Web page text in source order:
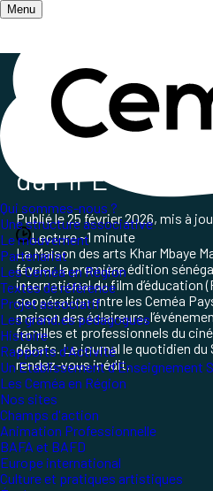
Menu
Qui sommes-nous ?
Une structure associative
Le mouvement
Partenariat
Les Ceméa en Région
Textes de référence
Projet associatif
Les grand.es pédagogues
Histoire
Rapports d'Activité
Un Etablissement d'Enseignement
Les Ceméa en Région
Nos sites
Champs d'action
Animation Professionnelle
BAFA et BAFD
Europe international
Culture et pratiques artistiques
Accueil/ Première édition
Première
du FIFE
Publié le25 février 2026, mis à
Lecture ~1 minute
LaMaison des arts Khar Mbaye
février, la première édition
international du film d’éducation
coopération entre les Ceméa
maison des éclaireurs,
familles et professionnels du
débats. Le journal le quotidien du
rendez-vous inédit.